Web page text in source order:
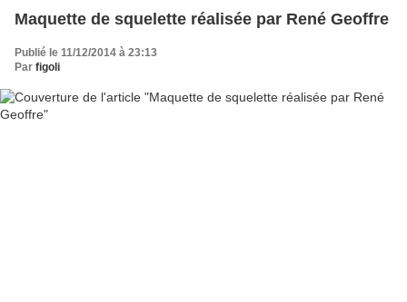
Maquette de squelette réalisée par René Geoffre
Publié le 11/12/2014 à 23:13
Par figoli